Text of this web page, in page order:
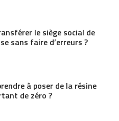
le siège social de
sans faire d’erreurs ?
à poser de la résine
de zéro ?